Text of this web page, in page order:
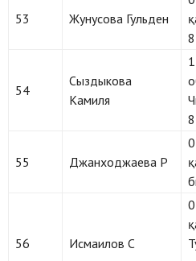
53 Жунусова Гульден
54
Сыздыкова
Камиля
55 Джанходжаева Р
56 Исмаилов С